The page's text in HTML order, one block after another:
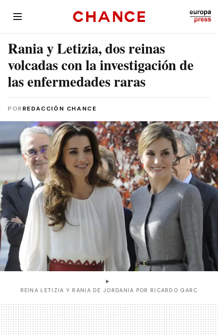
Rania y Letizia, dos reinas
volcadas con la investigación de
las enfermedades raras
POR REDACCIÓN CHANCE
REINA LETIZIA Y RANIA DE JORDANIA POR RICARDO GARC